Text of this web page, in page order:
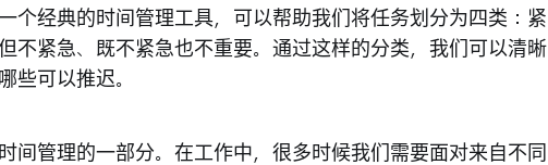
个经典的时间管理工具，可以帮助我们将任务划分为四类：紧
不紧急、既不紧急也不重要。通过这样的分类，我们可以清晰
些可以推迟。
间管理的一部分。在工作中，很多时候我们需要面对来自不同